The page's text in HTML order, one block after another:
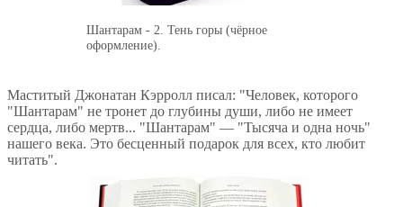
Шантарам - 2. Тень горы (чёрное
оформление).
Маститый Джонатан Кэрролл писал: "Человек, которого
"Шантарам" не тронет до глубины души, либо не имеет
сердца, либо мертв... "Шантарам" — "Тысяча и одна ночь"
нашего века. Это бесценный подарок для всех, кто любит
читать".